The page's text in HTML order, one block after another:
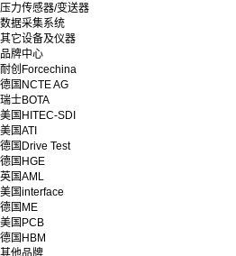
压力传感器/变送器
数据采集系统
其它设备及仪器
品牌中心
耐创Forcechina
德国NCTE AG
瑞士BOTA
美国HITEC-SDI
美国ATI
德国Drive Test
德国HGE
英国AML
美国interface
德国ME
美国PCB
德国HBM
其他品牌